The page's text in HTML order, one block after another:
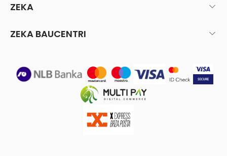
ZEKA
ZEKA BAUCENTRI